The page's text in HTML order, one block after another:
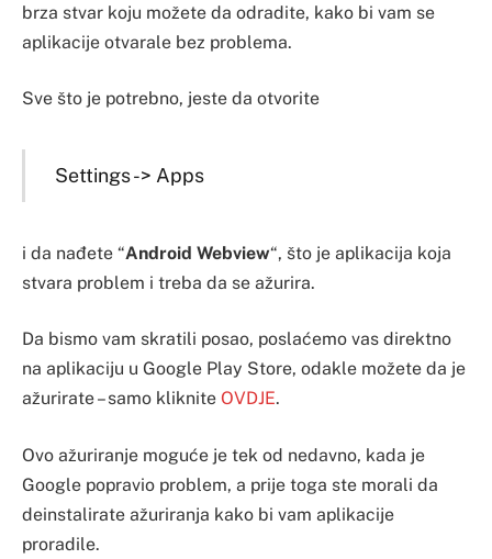
brza stvar koju možete da odradite, kako bi vam se
aplikacije otvarale bez problema.
Sve što je potrebno, jeste da otvorite
Settings -> Apps
i da nađete “Android Webview“, što je aplikacija koja
stvara problem i treba da se ažurira.
Da bismo vam skratili posao, poslaćemo vas direktno
na aplikaciju u Google Play Store, odakle možete da je
ažurirate – samo kliknite OVDJE.
Ovo ažuriranje moguće je tek od nedavno, kada je
Google popravio problem, a prije toga ste morali da
deinstalirate ažuriranja kako bi vam aplikacije
proradile.